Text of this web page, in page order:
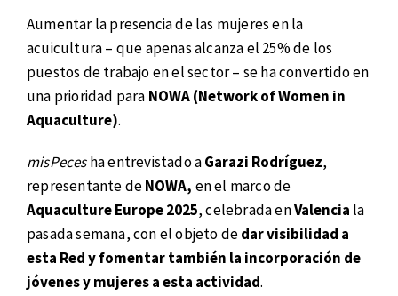
Aumentar la presencia de las mujeres en la
acuicultura – que apenas alcanza el 25% de los
puestos de trabajo en el sector – se ha convertido en
una prioridad para NOWA (Network of Women in
Aquaculture).
misPecesha entrevistado aGarazi Rodríguez,
representante deNOWA, en el marco de
Aquaculture Europe 2025, celebrada enValencia la
pasada semana, con el objeto dedar visibilidad a
esta Red y fomentar también la incorporación de
jóvenes y mujeres a esta actividad.